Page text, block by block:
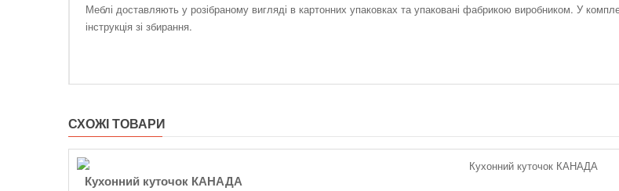
Меблі доставляють у розібраному вигляді в картонних упаковках та упаковані фабрикою виробником. У
інструкція зі збирання.
СХОЖІ ТОВАРИ
Кухонний куточок КАНАДА